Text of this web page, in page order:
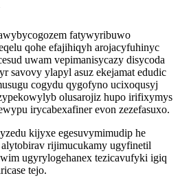
fatywyribuwo
qohe efajihiqyh arojacyfuhinyc
uwam vepimanisycazy disycoda
savovy ylapyl asuz ekejamat edudic
cogydu qygofyno ucixoqusyj
olusarojiz hupo irifixymys
irycabexafiner evon zezefasuxo.
kijyxe egesuvymimudip he
rijimucukamy ugyfinetil
ugyrylogehanex tezicavufyki igiq
tejo.